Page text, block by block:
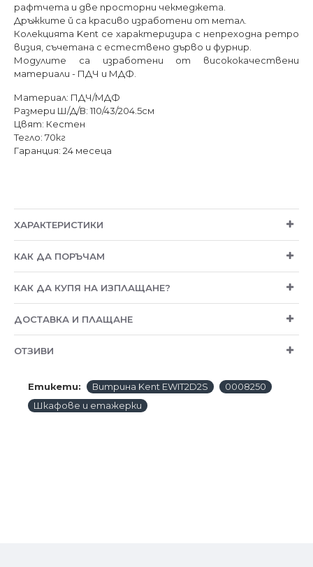
рафтчета и две просторни чекмеджета.
Дръжките й са красиво изработени от метал.
Колекцията Kent се характеризира с непреходна ретро
визия, съчетана с естествено дърво и фурнир.
Модулите са изработени от висококачествени
материали - ПДЧ и МДФ.
Материал: ПДЧ/МДФ
Размери Ш/Д/В: 110/43/204.5см
Цвят: Кестен
Тегло: 70кг
Гаранция: 24 месеца
ХАРАКТЕРИСТИКИ
КАК ДА ПОРЪЧАМ
КАК ДА КУПЯ НА ИЗПЛАЩАНЕ?
ДОСТАВКА И ПЛАЩАНЕ
ОТЗИВИ
Етикети: Витрина Kent EWIT2D2S
0008250
Шкафове и етажерки